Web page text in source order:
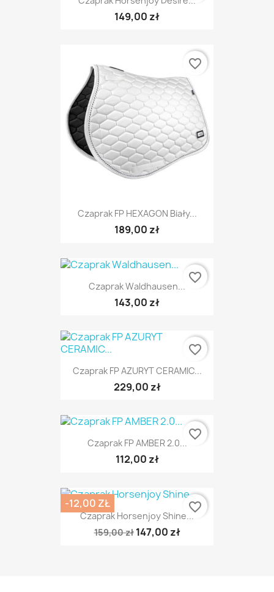
149,00 zł
Czaprak FP HEXAGON Biały...
189,00 zł
favorite_border
Czaprak Waldhausen...
143,00 zł
favorite_border
Czaprak FP AZURYT CERAMIC...
229,00 zł
favorite_border
Czaprak FP AMBER 2.0...
112,00 zł
favorite_border
Czaprak Horsenjoy Shine...
159,00 zł 147,00 zł
-12,00 ZŁ favorite_border